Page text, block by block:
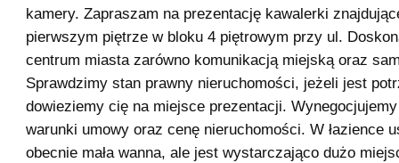
kamery. Zapraszam na prezentację kawalerki
pierwszym piętrze w bloku 4 piętrowym przy ul.
centrum miasta zarówno komunikacją miejską oraz
Sprawdzimy stan prawny nieruchomości, jeżeli jest
dowieziemy cię na miejsce prezentacji.
warunki umowy oraz cenę nieruchomości. W łazience
obecnie mała wanna, ale jest wystarczająco dużo